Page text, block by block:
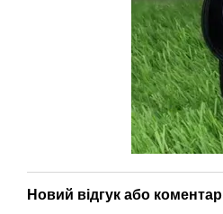
Новий відгук або коментар